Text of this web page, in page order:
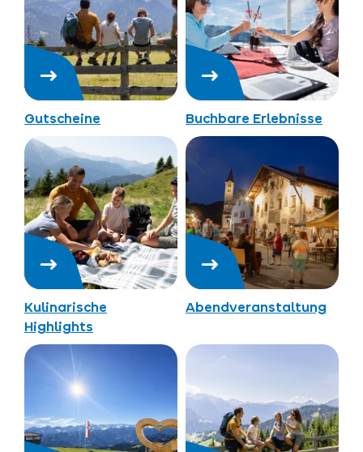
Gutscheine Buchbare Erlebnisse
Kulinarische
Highlights
Abendveranstaltung